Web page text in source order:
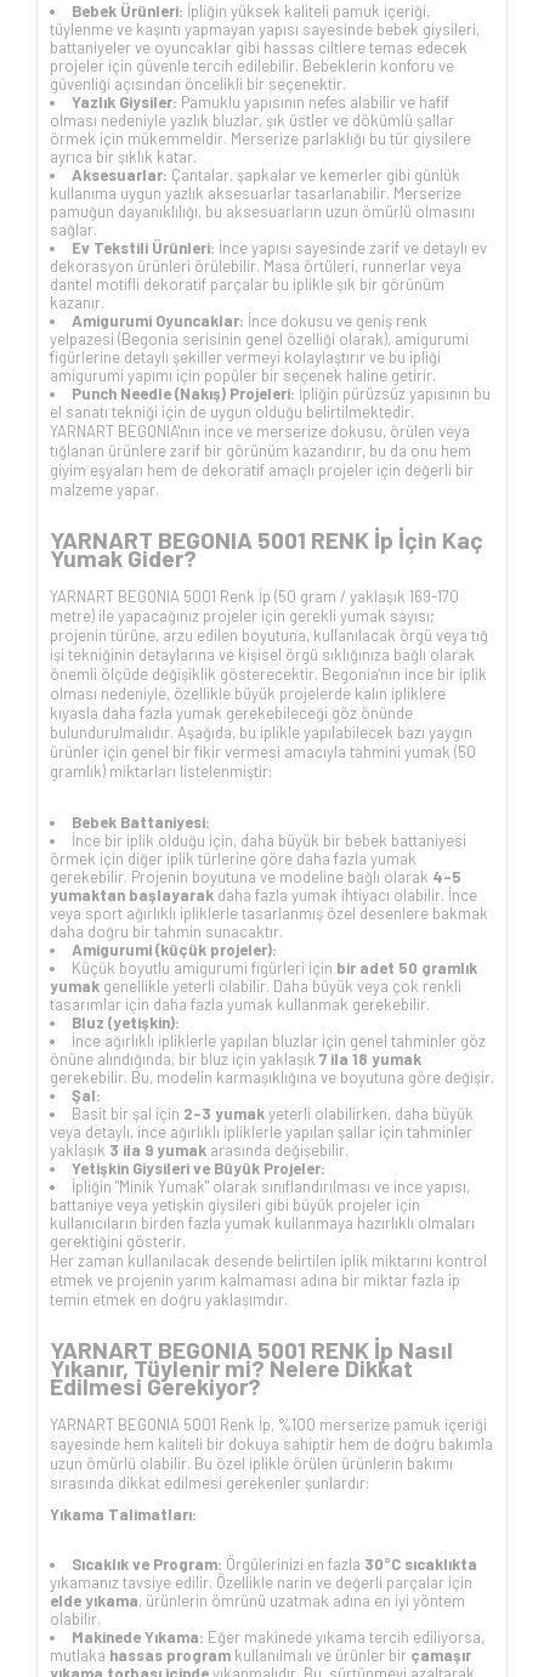
Bebek Ürünleri: İpliğin yüksek kaliteli pamuk içeriği,
tüylenme ve kaşıntı yapmayan yapısı sayesinde bebek giysileri,
battaniyeler ve oyuncaklar gibi hassas ciltlere temas edecek
projeler için güvenle tercih edilebilir. Bebeklerin konforu ve
güvenliği açısından öncelikli bir seçenektir.
Yazlık Giysiler: Pamuklu yapısının nefes alabilir ve hafif
olması nedeniyle yazlık bluzlar, şık üstler ve dökümlü şallar
örmek için mükemmeldir. Merserize parlaklığı bu tür giysilere
ayrıca bir şıklık katar.
Aksesuarlar: Çantalar, şapkalar ve kemerler gibi günlük
kullanıma uygun yazlık aksesuarlar tasarlanabilir. Merserize
pamuğun dayanıklılığı, bu aksesuarların uzun ömürlü olmasını
sağlar.
Ev Tekstili Ürünleri: İnce yapısı sayesinde zarif ve detaylı ev
dekorasyon ürünleri örülebilir. Masa örtüleri, runnerlar veya
dantel motifli dekoratif parçalar bu iplikle şık bir görünüm
kazanır.
Amigurumi Oyuncaklar: İnce dokusu ve geniş renk
yelpazesi (Begonia serisinin genel özelliği olarak), amigurumi
figürlerine detaylı şekiller vermeyi kolaylaştırır ve bu ipliği
amigurumi yapımı için popüler bir seçenek haline getirir.
Punch Needle (Nakış) Projeleri: İpliğin pürüzsüz yapısının bu
el sanatı tekniği için de uygun olduğu belirtilmektedir.
YARNART BEGONIA'nın ince ve merserize dokusu, örülen veya
tığlanan ürünlere zarif bir görünüm kazandırır, bu da onu hem
giyim eşyaları hem de dekoratif amaçlı projeler için değerli bir
malzeme yapar.
YARNART BEGONIA 5001 RENK İp İçin Kaç
Yumak Gider?
YARNART BEGONIA 5001 Renk İp (50 gram / yaklaşık 169-170
metre) ile yapacağınız projeler için gerekli yumak sayısı;
projenin türüne, arzu edilen boyutuna, kullanılacak örgü veya tığ
işi tekniğinin detaylarına ve kişisel örgü sıklığınıza bağlı olarak
önemli ölçüde değişiklik gösterecektir. Begonia'nın ince bir iplik
olması nedeniyle, özellikle büyük projelerde kalın ipliklere
kıyasla daha fazla yumak gerekebileceği göz önünde
bulundurulmalıdır. Aşağıda, bu iplikle yapılabilecek bazı yaygın
ürünler için genel bir fikir vermesi amacıyla tahmini yumak (50
gramlık) miktarları listelenmiştir:
Bebek Battaniyesi:
İnce bir iplik olduğu için, daha büyük bir bebek battaniyesi
örmek için diğer iplik türlerine göre daha fazla yumak
gerekebilir. Projenin boyutuna ve modeline bağlı olarak 4-5
yumaktan başlayarak daha fazla yumak ihtiyacı olabilir. İnce
veya sport ağırlıklı ipliklerle tasarlanmış özel desenlere bakmak
daha doğru bir tahmin sunacaktır.
Amigurumi (küçük projeler):
Küçük boyutlu amigurumi figürleri için bir adet 50 gramlık
yumak genellikle yeterli olabilir. Daha büyük veya çok renkli
tasarımlar için daha fazla yumak kullanmak gerekebilir.
Bluz (yetişkin):
İnce ağırlıklı ipliklerle yapılan bluzlar için genel tahminler göz
önüne alındığında, bir bluz için yaklaşık 7 ila 18 yumak
gerekebilir. Bu, modelin karmaşıklığına ve boyutuna göre değişir.
Şal:
Basit bir şal için 2-3 yumakyeterli olabilirken, daha büyük
veya detaylı, ince ağırlıklı ipliklerle yapılan şallar için tahminler
yaklaşık 3 ila 9 yumak arasında değişebilir.
Yetişkin Giysileri ve Büyük Projeler:
İpliğin "Minik Yumak" olarak sınıflandırılması ve ince yapısı,
battaniye veya yetişkin giysileri gibi büyük projeler için
kullanıcıların birden fazla yumak kullanmaya hazırlıklı olmaları
gerektiğini gösterir.
Her zaman kullanılacak desende belirtilen iplik miktarını kontrol
etmek ve projenin yarım kalmaması adına bir miktar fazla ip
temin etmek en doğru yaklaşımdır.
YARNART BEGONIA 5001 RENK İp Nasıl
Yıkanır, Tüylenir mi? Nelere Dikkat
Edilmesi Gerekiyor?
YARNART BEGONIA 5001 Renk İp, %100 merserize pamuk içeriği
sayesinde hem kaliteli bir dokuya sahiptir hem de doğru bakımla
uzun ömürlü olabilir. Bu özel iplikle örülen ürünlerin bakımı
sırasında dikkat edilmesi gerekenler şunlardır:
Yıkama Talimatları:
Sıcaklık ve Program: Örgülerinizi en fazla 30°C sıcaklıkta
yıkamanız tavsiye edilir. Özellikle narin ve değerli parçalar için
elde yıkama, ürünlerin ömrünü uzatmak adına en iyi yöntem
olabilir.
Makinede Yıkama: Eğer makinede yıkama tercih ediliyorsa,
mutlaka hassas program kullanılmalı ve ürünler bir çamaşır